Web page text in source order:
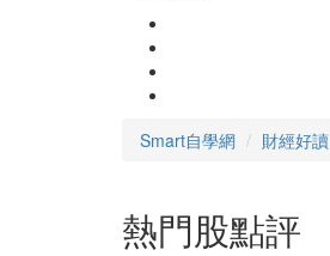
Smart自學網 財經好讀
熱門股點評